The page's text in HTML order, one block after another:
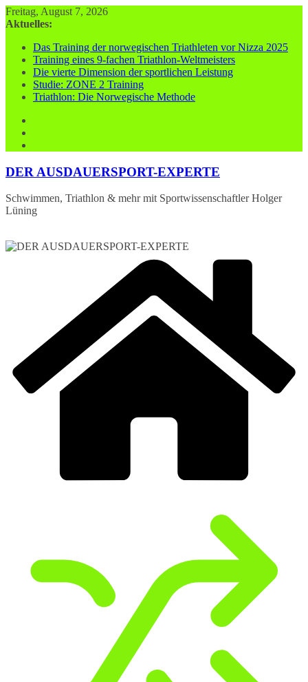
Zum
Inhalt
Freitag, August 7, 2026
Aktuelles:
Das Training der norwegischen Triathleten vor Nizza 2025
Training eines 9-fachen Triathlon-Weltmeisters
Die vierte Dimension der sportlichen Leistung
Studie: ZONE 2 Training
Triathlon: Die Norwegische Methode
DER AUSDAUERSPORT-EXPERTE
Schwimmen, Triathlon & mehr mit Sportwissenschaftler Holger
Lüning